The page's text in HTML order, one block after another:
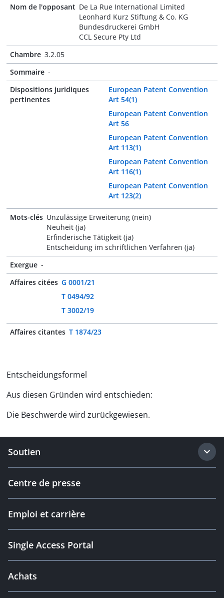
Nom de l'opposant De La Rue International Limited
Leonhard Kurz Stiftung & Co. KG
Bundesdruckerei GmbH
CCL Secure Pty Ltd
Chambre 3.2.05
Sommaire -
Dispositions juridiques
pertinentes
European Patent Convention
Art 54(1)
European Patent Convention
Art 56
European Patent Convention
Art 113(1)
European Patent Convention
Art 116(1)
European Patent Convention
Art 123(2)
Mots-clés Unzulässige Erweiterung (nein)
Neuheit (ja)
Erfinderische Tätigkeit (ja)
Entscheidung im schriftlichen Verfahren (ja)
Exergue -
Affaires citées G 0001/21
T 0494/92
T 3002/19
Affaires citantes T 1874/23
Entscheidungsformel
Aus diesen Gründen wird entschieden:
Die Beschwerde wird zurückgewiesen.
Soutien
Centre de presse
Emploi et carrière
Single Access Portal
Achats